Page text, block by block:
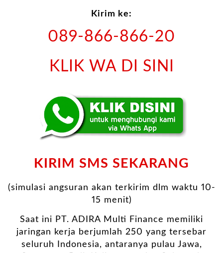
Kirim ke:
089-866-866-20
KLIK WA DI SINI
KIRIM SMS SEKARANG
(simulasi angsuran akan terkirim dlm waktu 10-
15 menit)
Saat ini PT. ADIRA Multi Finance memiliki
jaringan kerja berjumlah 250 yang tersebar
seluruh Indonesia, antaranya pulau Jawa,